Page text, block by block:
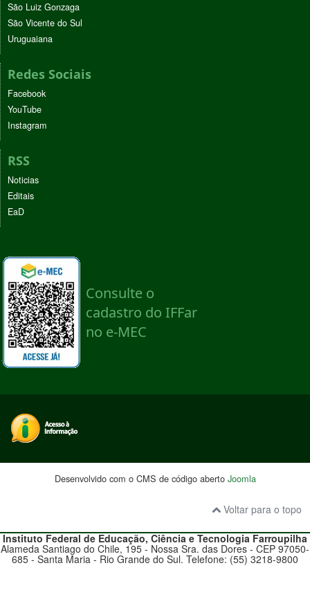
São Luiz Gonzaga
São Vicente do Sul
Uruguaiana
Redes Sociais
Facebook
YouTube
Instagram
RSS
Noticias
Editais
EaD
Desenvolvido com o CMS de código aberto Joomla
Voltar para o topo
Instituto Federal de Educação, Ciência e TecnologiaFarroupilha
Alameda Santiago do Chile, 195 - Nossa Sra. das Dores - CEP 97050-
685 - Santa Maria - Rio Grande do Sul. Telefone: (55) 3218-9800